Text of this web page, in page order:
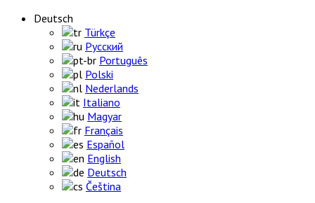
Deutsch
Türkçe
Русский
Português
Polski
Nederlands
Italiano
Magyar
Français
Español
English
Deutsch
Čeština